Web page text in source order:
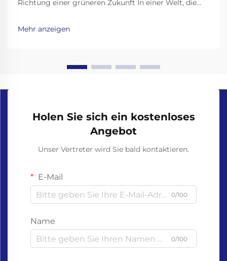
Richtung einer grüneren Zukunft In einer Welt, die
wichtiger denn je, umweltfreundliche Alternativen zu
Alltagsprodukten zu finden. Einweghandschuhe, weit
Mehr anzeigen
Holen Sie sich ein kostenloses
Angebot
Unser Vertreter wird Sie bald kontaktieren.
E-Mail
0/100
Name
0/100